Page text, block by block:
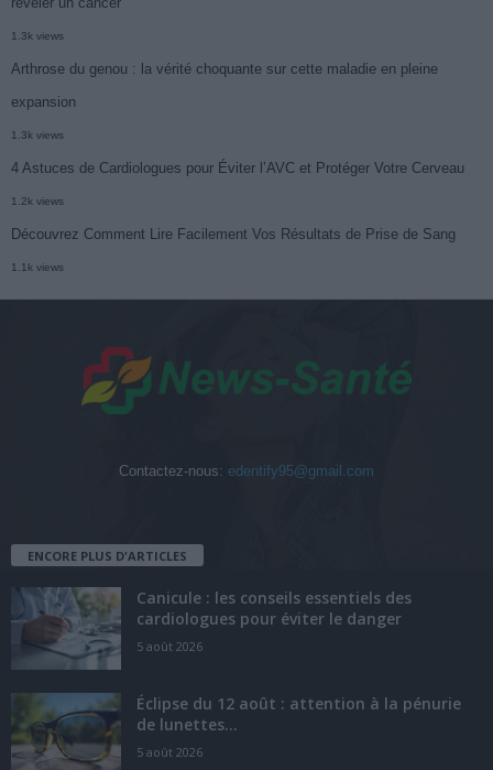
1.3k views
Arthrose du genou : la vérité choquante sur cette maladie en pleine
expansion
1.3k views
4 Astuces de Cardiologues pour Éviter l’AVC et Protéger Votre Cerveau
1.2k views
Découvrez Comment Lire Facilement Vos Résultats de Prise de Sang
1.1k views
Contactez-nous: edentify95@gmail.com
ENCORE PLUS D'ARTICLES
Canicule : les conseils essentiels des
cardiologues pour éviter le danger
5 août 2026
Éclipse du 12 août : attention à la pénurie
de lunettes...
5 août 2026